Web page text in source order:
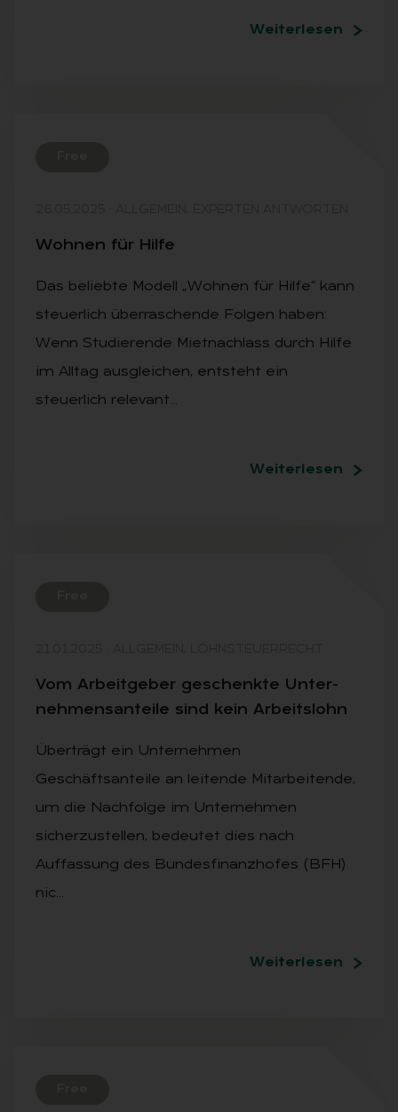
Weiterlesen
Woh­nen für Hil­fe
Das beliebte Modell „Wohnen für Hilfe“ kann
steuerlich überraschende Folgen haben:
Wenn Studierende Mietnachlass durch Hilfe
im Alltag ausgleichen, entsteht ein
steuerlich relevant…
Weiterlesen
Vom Ar­beit­ge­ber ge­schenk­te Un­ter­
neh­mens­an­tei­le sind kein Ar­beits­lohn
Überträgt ein Unternehmen
Geschäftsanteile an leitende Mitarbeitende,
um die Nachfolge im Unternehmen
sicherzustellen, bedeutet dies nach
Auffassung des Bundesfinanzhofes (BFH)
nic…
Weiterlesen